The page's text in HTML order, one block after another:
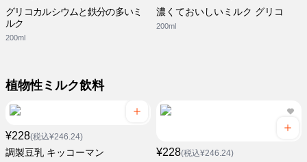
グリコカルシウムと鉄分の多いミ
ルク
200ml
濃くておいしいミルク グリコ
200ml
植物性ミルク飲料
¥228(税込¥246.24)
調製豆乳 キッコーマン ¥228(税込¥246.24)